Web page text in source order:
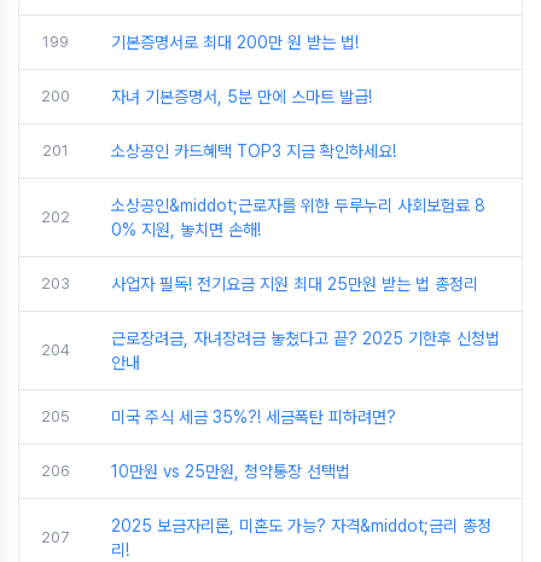
199 기본증명서로 최대 200만 원 받는 법!
200 자녀 기본증명서, 5분 만에 스마트 발급!
201 소상공인 카드혜택 TOP3 지금 확인하세요!
202
소상공인&middot;근로자를 위한 두루누리 사회보험료 8
0% 지원, 놓치면 손해!
203 사업자 필독! 전기요금 지원 최대 25만원 받는 법 총정리
204
근로장려금, 자녀장려금 놓쳤다고 끝? 2025 기한후 신청법
안내
205 미국 주식 세금 35%?! 세금폭탄 피하려면?
206 10만원 vs 25만원, 청약통장 선택법
207
2025 보금자리론, 미혼도 가능? 자격&middot;금리 총정
리!